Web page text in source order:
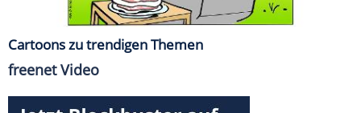
Cartoons zu trendigen Themen
freenet Video